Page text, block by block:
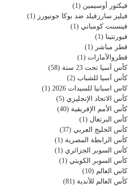
فيكتور أوسيمين (1)
فيليز سارزفيلد ضد بوكا جونيورز (1)
فينسنت كومباني (1)
فيورنتينا (1)
قطر مباشر (1)
قطروالأمارات (1)
كأس آسيا تحت 23 سنة
(58)
كأس آسيا للشباب (2)
كاس اسبانيا للسيدات 2026
(1)
كأس الاتحاد الإنجليزي (5)
كأس الأمم الإفريقية (40)
كأس البرتغال (1)
كأس الخليج العربي (37)
كأس الرابطة المصرية (1)
كأس السوبر الجزائري (1)
كأس السوبر الكويتي (1)
كاس العالم (10)
كأس العالم للأندية (81)